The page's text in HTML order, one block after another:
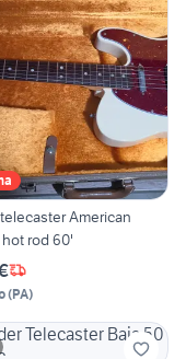
American
rod 60'
(PA)